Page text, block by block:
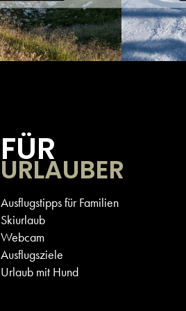
FÜR
URLAUBER
Ausflugstipps für Familien
Skiurlaub
Webcam
Ausflugsziele
Urlaub mit Hund